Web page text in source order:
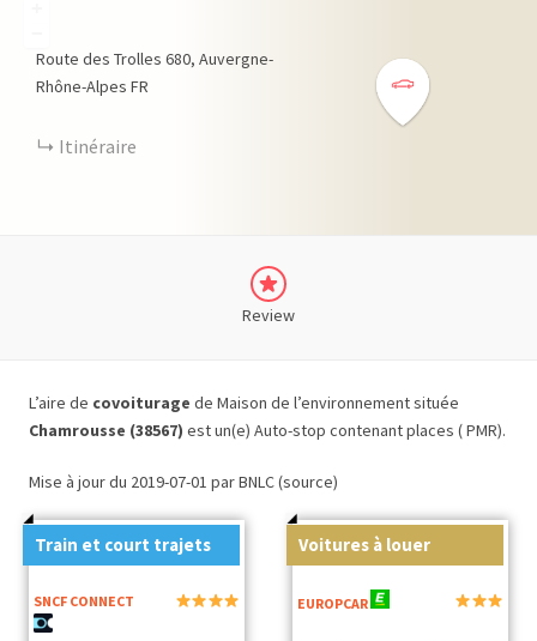
Route des Trolles 680 Auvergne-
Rhône-Alpes FR
Itinéraire
Review
L’aire de covoiturage de Maison de l’environnement située
Chamrousse (38567) est un(e) Auto-stop contenant places ( PMR).
Mise à jour du 2019-07-01 par BNLC (source)
Train et court trajets
SNCF CONNECT
Voitures à louer
EUROPCAR